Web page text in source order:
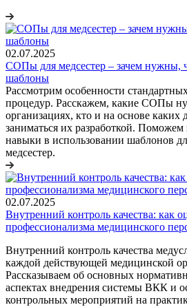
02.07.2025
СОПы для медсестер – зачем нужны,
шаблоны
Рассмотрим особенности
процедур. Расскажем, какие СОПы
организациях, кто и на основе каких
заниматься их разработкой.
навыки в использовании шаблонов
медсестер.
02.07.2025
Внутренний контроль качества: как
профессионализма медицинского
Внутренний контроль качества
каждой действующей медицинской
Рассказываем об основных
аспектах внедрения системы ВКК и
контрольных мероприятий на